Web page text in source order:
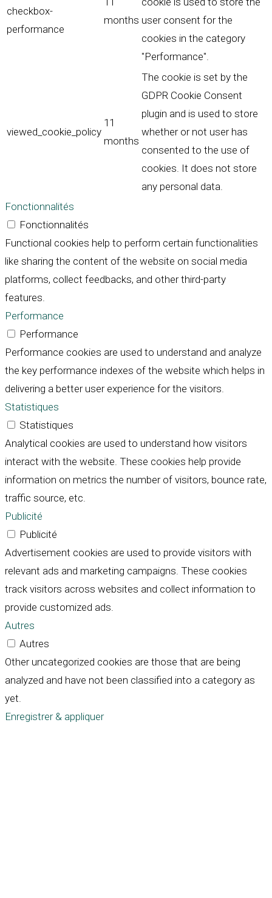
checkbox-
performance
months user consent for the
cookies in the category
"Performance".
viewed_cookie_policy
11
months
The cookie is set by the
GDPR Cookie Consent
plugin and is used to store
whether or not user has
consented to the use of
cookies. It does not store
any personal data.
Fonctionnalités
Fonctionnalités
Functional cookies help to perform certain functionalities
like sharing the content of the website on social media
platforms, collect feedbacks, and other third-party
features.
Performance
Performance
Performance cookies are used to understand and analyze
the key performance indexes of the website which helps in
delivering a better user experience for the visitors.
Statistiques
Statistiques
Analytical cookies are used to understand how visitors
interact with the website. These cookies help provide
information on metrics the number of visitors, bounce rate,
traffic source, etc.
Publicité
Publicité
Advertisement cookies are used to provide visitors with
relevant ads and marketing campaigns. These cookies
track visitors across websites and collect information to
provide customized ads.
Autres
Autres
Other uncategorized cookies are those that are being
analyzed and have not been classified into a category as
yet.
Enregistrer & appliquer